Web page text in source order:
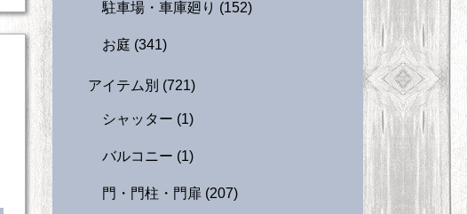
駐車場・車庫廻り (152)
お庭 (341)
アイテム別 (721)
シャッター (1)
バルコニー (1)
門・門柱・門扉 (207)